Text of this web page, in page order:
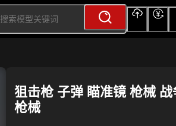
狙击枪 子弹 瞄准镜 枪械 战争 真实
枪械